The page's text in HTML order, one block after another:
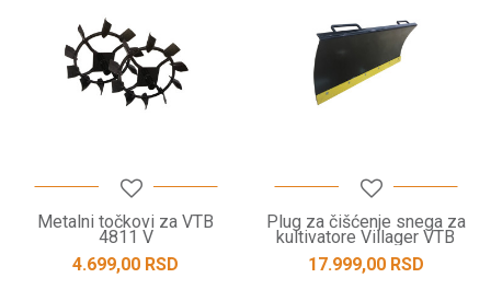
Metalni točkovi za VTB
4811 V
4.699,00 RSD
Plug za čišćenje snega za
kultivatore Villager VTB
8511 B / VTB 8511 V
17.999,00 RSD